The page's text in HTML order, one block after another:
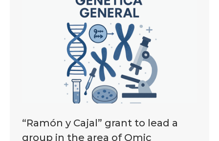
“Ramón y Cajal” grant to lead a
group in the area of Omic